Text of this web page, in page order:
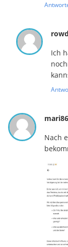
Ich
mari86
Nach